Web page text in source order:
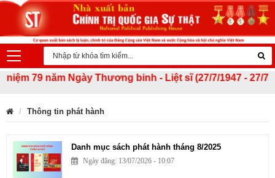
79 năm Ngày Thương binh - Liệt sĩ (27/7/1947 - 27/7/
Thông tin phát hành
Danh mục sách phát hành tháng 8/2025
Ngày đăng: 13/07/2026 - 10:07